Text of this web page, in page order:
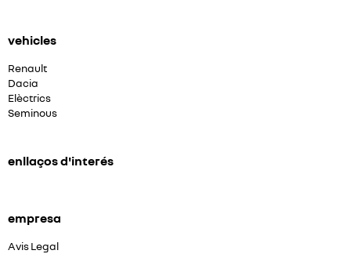
vehicles
Renault
Dacia
Elèctrics
Seminous
enllaços d'interés
empresa
Avis Legal